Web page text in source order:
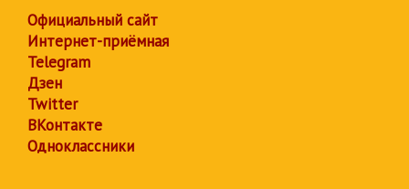
Официальный сайт
Интернет-приёмная
Telegram
Дзен
Twitter
ВКонтакте
Одноклассники